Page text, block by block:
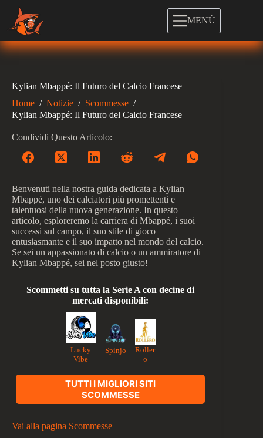
contenuto
MENÙ
Kylian Mbappé: Il Futuro del Calcio Francese
Home / Notizie / Scommesse /
Kylian Mbappé: Il Futuro del Calcio Francese
Condividi Questo Articolo:
Benvenuti nella nostra guida dedicata a Kylian
Mbappé, uno dei calciatori più promettenti e
talentuosi della nuova generazione. In questo
articolo, esploreremo la carriera di Mbappé, i suoi
successi sul campo, il suo stile di gioco
entusiasmante e il suo impatto nel mondo del calcio.
Se sei un appassionato di calcio o un ammiratore di
Kylian Mbappé, sei nel posto giusto!
Scommetti su tutta la Serie A con decine di
mercati disponibili:
Lucky
Vibe
Spinjo
Roller
o
TUTTI I MIGLIORI SITI
SCOMMESSE
Vai alla pagina Scommesse